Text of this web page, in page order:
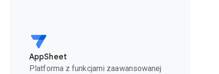
AppSheet
Platforma z funkcjami zaawansowanej